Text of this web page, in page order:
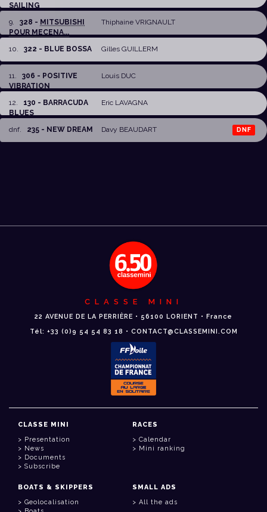
SAILING
9 328 - MITSUBISHI
POUR MECENA...
Thiphaine VRIGNAULT
10 322 - BLUE BOSSA Gilles GUILLERM
11
306 - POSITIVE
VIBRATION
Louis DUC
12
130 - BARRACUDA
BLUES
Eric LAVAGNA
dnf 235 - NEW DREAM Davy BEAUDART DNF
CLASSE MINI
22 AVENUE DE LA PERRIÈRE • 56100 LORIENT • France
Tél: +33 (0)9 54 54 83 18 • CONTACT@CLASSEMINI.COM
CLASSE MINI
Presentation
News
Documents
Subscribe
RACES
Calendar
Mini ranking
BOATS & SKIPPERS
Geolocalisation
SMALL ADS
All the ads